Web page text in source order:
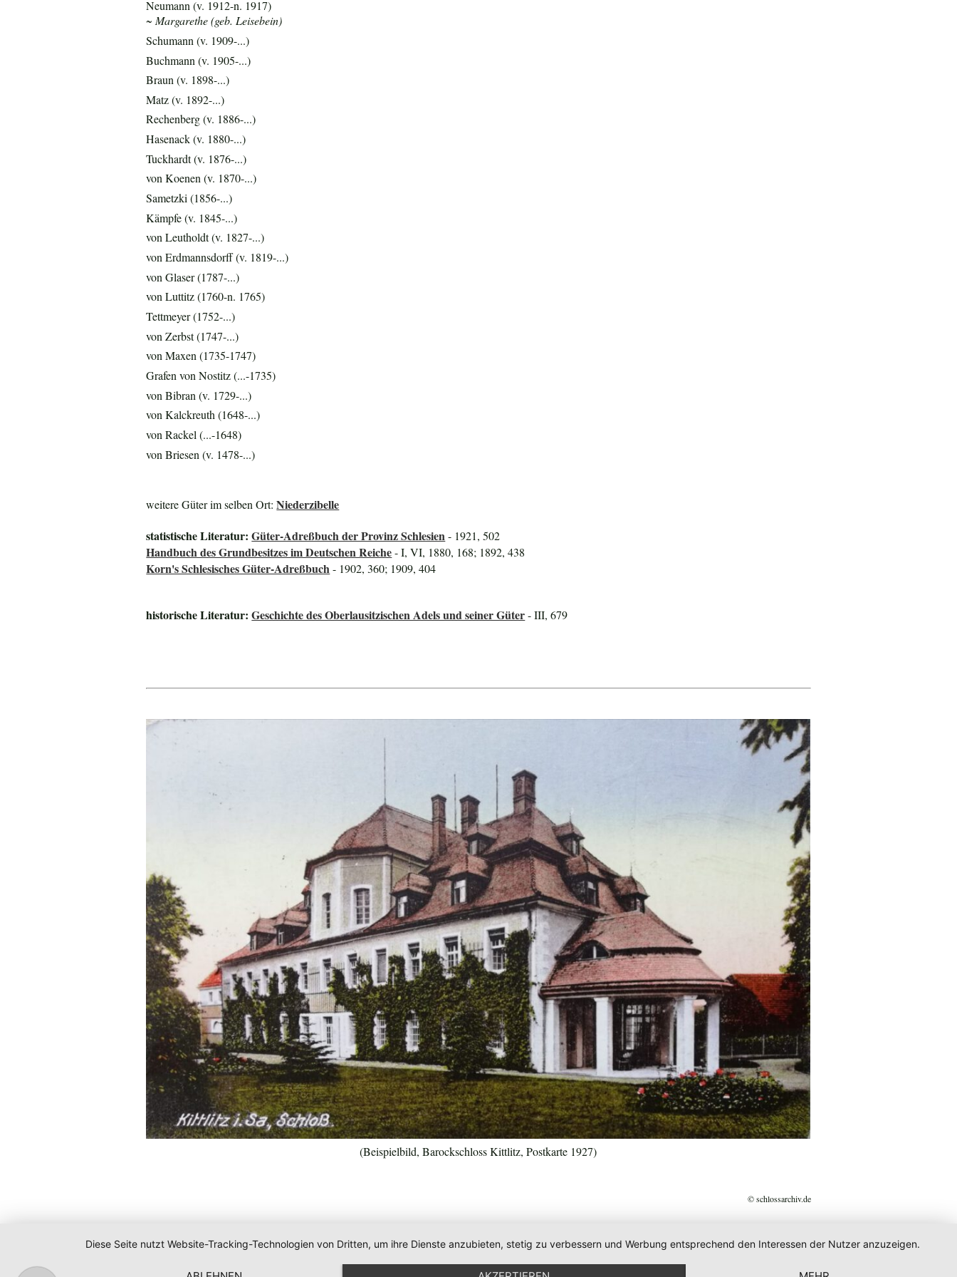
Neumann (v. 1912-n. 1917)
~ Margarethe (geb. Leisebein)
Schumann (v. 1909-...)
Buchmann (v. 1905-...)
Braun (v. 1898-...)
Matz (v. 1892-...)
Rechenberg (v. 1886-...)
Hasenack (v. 1880-...)
Tuckhardt (v. 1876-...)
von Koenen (v. 1870-...)
Sametzki (1856-...)
Kämpfe (v. 1845-...)
von Leutholdt (v. 1827-...)
von Erdmannsdorff (v. 1819-...)
von Glaser (1787-...)
von Luttitz (1760-n. 1765)
Tettmeyer (1752-...)
von Zerbst (1747-...)
von Maxen (1735-1747)
Grafen von Nostitz (...-1735)
von Bibran (v. 1729-...)
von Kalckreuth (1648-...)
von Rackel (...-1648)
von Briesen (v. 1478-...)
weitere Güter im selben Ort:Niederzibelle
statistische Literatur:Güter-Adreßbuch der Provinz Schlesien- 1921, 502
Handbuch des Grundbesitzes im Deutschen Reiche- I, VI, 1880, 168; 1892, 438
Korn's Schlesisches Güter-Adreßbuch- 1902, 360; 1909, 404
historische Literatur:Geschichte des Oberlausitzischen Adels und seiner Güter- III, 679
(Beispielbild, Barockschloss Kittlitz, Postkarte 1927)
© schlossarchiv.de
Diese Seite nutzt Website-Tracking-Technologien von Dritten, um ihre Dienste anzubieten, stetig zu verbessern und Werbung entsprechend den Interessen der Nutzer anzuzeigen.